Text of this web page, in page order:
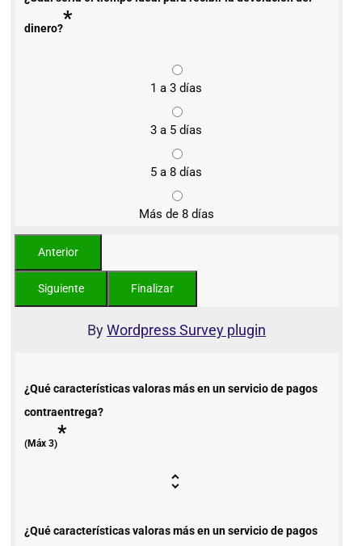
dinero?*
1 a 3 días
3 a 5 días
5 a 8 días
Más de 8 días
ByWordpress Survey plugin
¿Qué características valoras más en un servicio de pagos
contraentrega?
(Máx 3)*
¿Qué características valoras más en un servicio de pagos